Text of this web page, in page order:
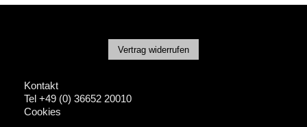
Vertrag widerrufen
Kontakt
Tel +49 (0) 36652 20010
Cookies